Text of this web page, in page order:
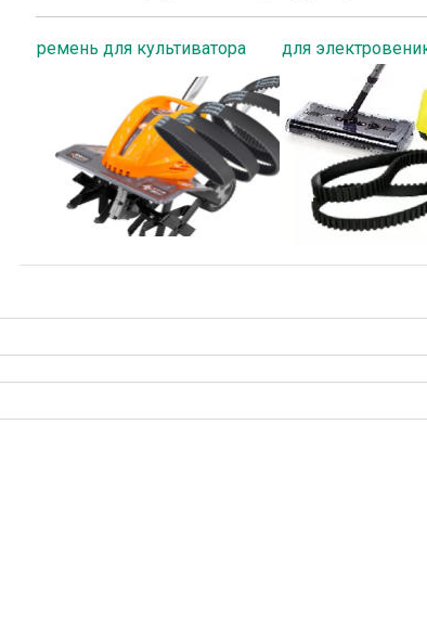
ремень для культиватора для